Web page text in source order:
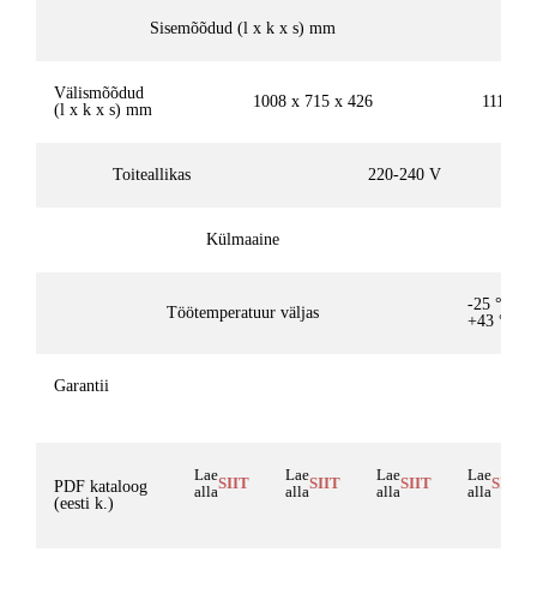
Sisemõõdud (l x k x s) mm
Välismõõdud
(l x k x s) mm
1008 x 715 x 426 1118 x
Toiteallikas 220-240 V
Külmaaine
Töötemperatuur väljas
-25 °C /
+43 °C
Garantii
PDF kataloog
(eesti k.)
Lae
allaSIIT
Lae
allaSIIT
Lae
allaSIIT
Lae
allaSIIT